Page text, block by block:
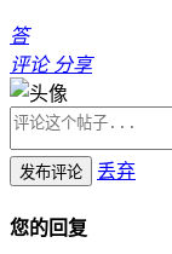
答
评论 分享
发布评论 丢弃
您的回复